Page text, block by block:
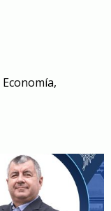
Economía,